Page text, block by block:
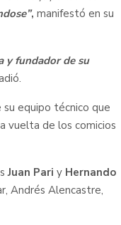
, manifestó en su
y fundador de su
equipo técnico que
vuelta de los comicios
Juan Pari y Hernando
Andrés Alencastre,